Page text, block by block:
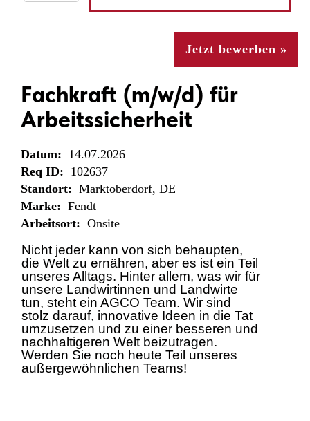
Jetzt bewerben »
Fachkraft (m/w/d) für
Arbeitssicherheit
Datum: 14.07.2026
Req ID: 102637
Standort: Marktoberdorf, DE
Marke: Fendt
Arbeitsort: Onsite
Nicht jeder kann von sich behaupten,
die Welt zu ernähren, aber es ist ein Teil
unseres Alltags. Hinter allem, was wir für
unsere Landwirtinnen und Landwirte
tun, steht ein AGCO Team. Wir sind
stolz darauf, innovative Ideen in die Tat
umzusetzen und zu einer besseren und
nachhaltigeren Welt beizutragen.
Werden Sie noch heute Teil unseres
außergewöhnlichen Teams!